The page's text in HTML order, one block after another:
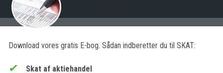
Download vores gratis E-bog. Sådan indberetter du til SKAT:
Skat af aktiehandel